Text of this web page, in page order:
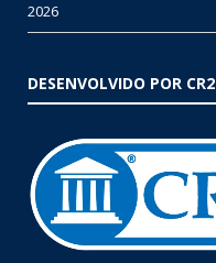
2026
DESENVOLVIDO POR CR2